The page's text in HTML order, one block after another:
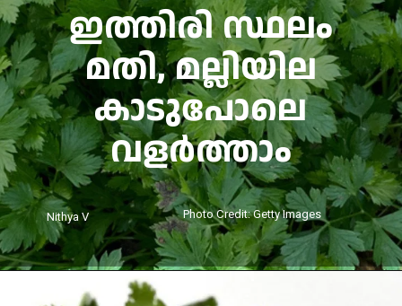
Nithya V
ഇത്തിരി സ്ഥലം
മതി, മല്ലിയില
കാടുപോലെ
വളർത്താം
Photo Credit: Getty Images